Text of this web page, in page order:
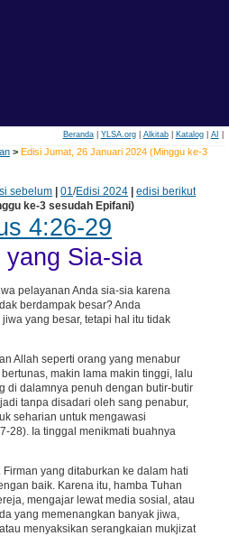
Beranda| YLSA.org| Alkitab| Katalog| AI
> Edisi Jumat, 26 Januari 2024 (Minggu ke-3
sebelum |01/Edisi 2024 |edisi berikut
ke-3 sesudah Epifani)
4:26-29
yang Sia-sia
pelayanan Anda sia-sia karena
berdampak besar? Anda
yang besar, tetapi hal itu tidak
Allah seperti orang yang menabur
makin lama makin tinggi, lalu
di dalamnya penuh dengan butir-butir
tanpa disadari oleh sang penabur,
seharian untuk mengawasi
28). Ia tinggal menikmati buahnya
yang ditaburkan ke dalam hati
baik. Karena itu, hamba Tuhan
mengajar lewat media sosial, atau
yang memenangkan banyak jiwa,
menyaksikan serangkaian mukjizat